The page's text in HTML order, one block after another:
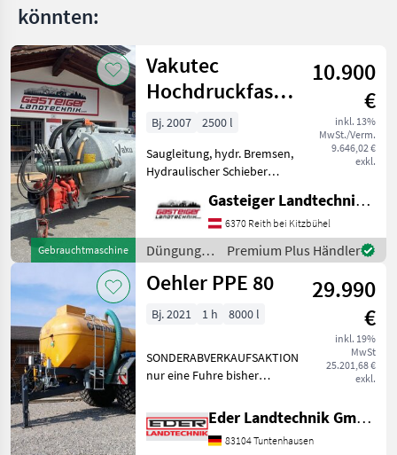
MARKTPLATZ
Marktplatz Händlerangebote Kleinanzeigen
könnten:
Gebrauchtmaschine
Vakutec
Hochdruckfass
2600 Liter
10.900
€
inkl. 13%
MwSt./Verm.
9.646,02 €
exkl.
Bj. 2007
2500 l
Saugleitung, hydr. Bremsen,
Hydraulischer Schieber
2.600Liter – sofort
einsatzbereit Zum Verkauf
steht ein Vakutec
Hochdruckfass mit 2.500 Lit
Gasteiger Landtechnik GmbH
6370 Reith bei Kitzbühel
Düngung
und
Beregnung
Premium Plus Händler
Oehler PPE 80
29.990
€
inkl. 19%
MwSt
25.201,68 €
exkl.
Bj. 2021 1 h 8000 l
SONDERABVERKAUFSAKTION
nur eine Fuhre bisher
Exzenterschneckenpumpe
Behälter: 8.000 ltr. GFK-
Tank - Unterlegkeile -
Eder Landtechnik GmbH
83104 Tuntenhausen